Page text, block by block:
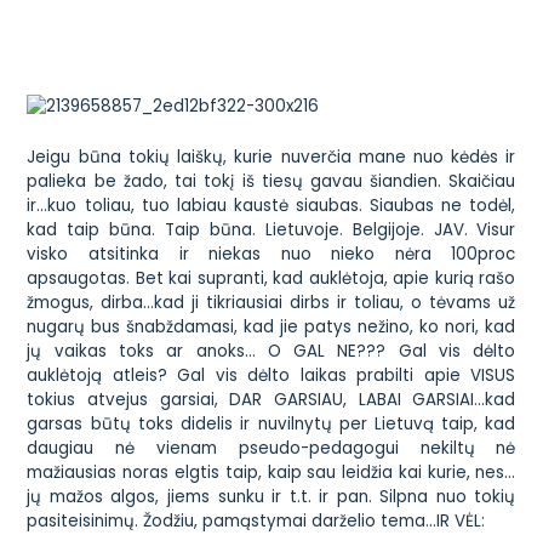
Jeigu būna tokių laiškų, kurie nuverčia mane nuo kėdės ir
palieka be žado, tai tokį iš tiesų gavau šiandien. Skaičiau
ir…kuo toliau, tuo labiau kaustė siaubas. Siaubas ne todėl,
kad taip būna. Taip būna. Lietuvoje. Belgijoje. JAV. Visur
visko atsitinka ir niekas nuo nieko nėra 100proc
apsaugotas. Bet kai supranti, kad auklėtoja, apie kurią rašo
žmogus, dirba…kad ji tikriausiai dirbs ir toliau, o tėvams už
nugarų bus šnabždamasi, kad jie patys nežino, ko nori, kad
jų vaikas toks ar anoks… O GAL NE??? Gal vis dėlto
auklėtoją atleis? Gal vis dėlto laikas prabilti apie VISUS
tokius atvejus garsiai, DAR GARSIAU, LABAI GARSIAI…kad
garsas būtų toks didelis ir nuvilnytų per Lietuvą taip, kad
daugiau nė vienam pseudo-pedagogui nekiltų nė
mažiausias noras elgtis taip, kaip sau leidžia kai kurie, nes…
jų mažos algos, jiems sunku ir t.t. ir pan. Silpna nuo tokių
pasiteisinimų. Žodžiu, pamąstymai darželio tema…IR VĖL: